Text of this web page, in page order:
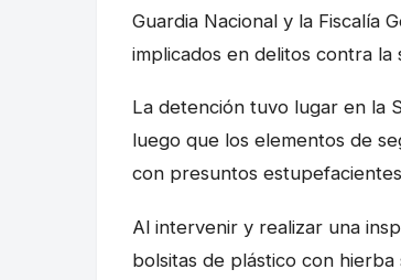
Guardia Nacional y la Fiscalía
implicados en delitos contra
La detención tuvo lugar en la
luego que los elementos de
con presuntos
Al intervenir y realizar una
bolsitas de plástico con hierba